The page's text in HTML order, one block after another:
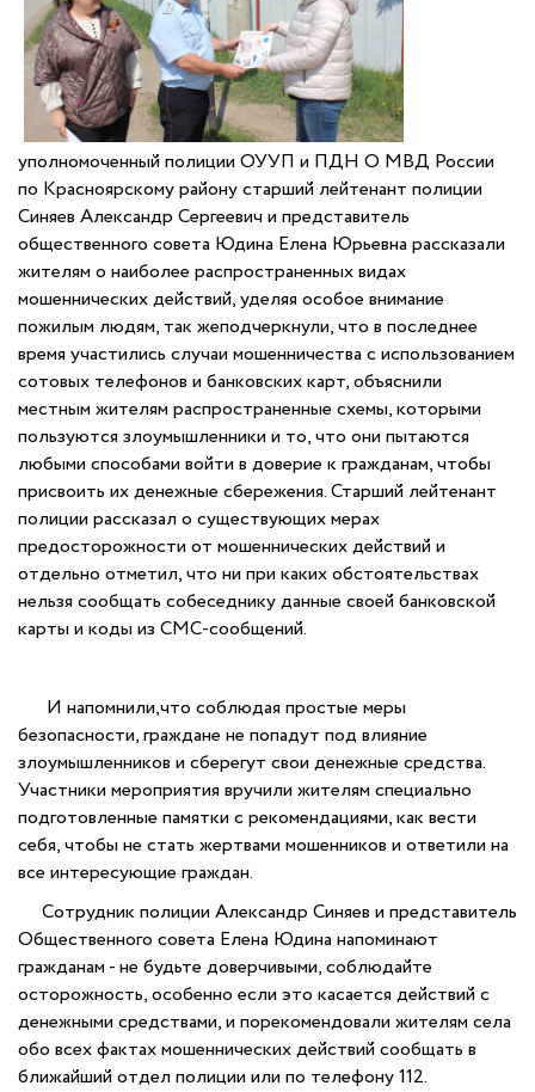
уполномоченный полиции ОУУП и ПДН О МВД России
по Красноярскому району старший лейтенант полиции
Синяев Александр Сергеевич и представитель
общественного совета Юдина Елена Юрьевна рассказали
жителям о наиболее распространенных видах
мошеннических действий, уделяя особое внимание
пожилым людям, так жеподчеркнули, что в последнее
время участились случаи мошенничества с использованием
сотовых телефонов и банковских карт, объяснили
местным жителям распространенные схемы, которыми
пользуются злоумышленники и то, что они пытаются
любыми способами войти в доверие к гражданам, чтобы
присвоить их денежные сбережения. Старший лейтенант
полиции рассказал о существующих мерах
предосторожности от мошеннических действий и
отдельно отметил, что ни при каких обстоятельствах
нельзя сообщать собеседнику данные своей банковской
карты и коды из СМС-сообщений.
И напомнили,что соблюдая простые меры
безопасности, граждане не попадут под влияние
злоумышленников и сберегут свои денежные средства.
Участники мероприятия вручили жителям специально
подготовленные памятки с рекомендациями, как вести
себя, чтобы не стать жертвами мошенников и ответили на
все интересующие граждан.
Сотрудник полиции Александр Синяев и представитель
Общественного совета Елена Юдина напоминают
гражданам - не будьте доверчивыми, соблюдайте
осторожность, особенно если это касается действий с
денежными средствами, и порекомендовали жителям села
обо всех фактах мошеннических действий сообщать в
ближайший отдел полиции или по телефону 112.